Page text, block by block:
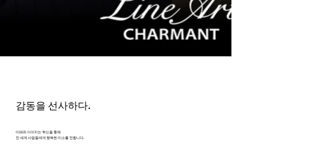
감동을 선사하다.
미래와 이어지는 혁신을 통해
전 세계 사람들에게 행복한 미소를 전합니다.